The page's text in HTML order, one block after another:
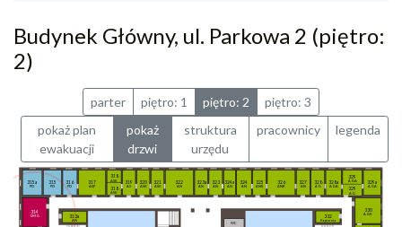
Budynek Główny, ul. Parkowa 2 (piętro:
2)
parter piętro: 1 piętro: 2
piętro: 3
pokaż plan
ewakuacji
pokaż
drzwi
struktura
urzędu
pracownicy legenda
WC
313a
AN
315
PD
315a
PD
316
PD
317
ASP
318
ASK
318
ASK
319
AS
320
ASK
321
ASK
322
AN
323
AN
323a
AN
324
AN
324a
AN
325
ANR
326
ANR
327
AN
328
AG
328a
AGA 329
AG
329
AGA 329a
AGA
330
AGK
332
Kopiarnia
314
SMG